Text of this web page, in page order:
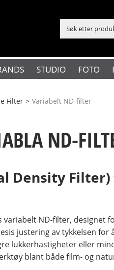
STUDIO FOTO
Filter > Variabelt ND-filter
ND-
Density Filter)
variabelt ND-filter,
justering av tykkelsen for
lukkerhastigheter eller
blant både film- og